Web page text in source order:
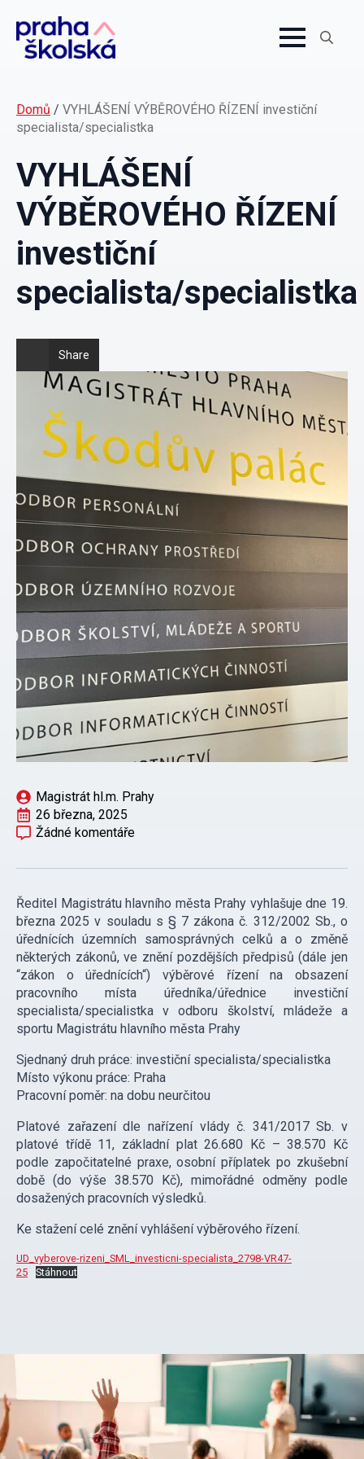
Domů / VYHLÁŠENÍ VÝBĚROVÉHO ŘÍZENÍ investiční
specialista/specialistka
VYHLÁŠENÍ
VÝBĚROVÉHO ŘÍZENÍ
investiční
specialista/specialistka
Share
Magistrát hl.m. Prahy
26 března, 2025
Žádné komentáře
Ředitel Magistrátu hlavního města Prahy vyhlašuje dne 19.
března 2025 v souladu s § 7 zákona č. 312/2002 Sb., o
úřednících územních samosprávných celků a o změně
některých zákonů, ve znění pozdějších předpisů (dále jen
“zákon o úřednících“) výběrové řízení na obsazení
pracovního místa úředníka/úřednice investiční
specialista/specialistka v odboru školství, mládeže a
sportu Magistrátu hlavního města Prahy
Sjednaný druh práce: investiční specialista/specialistka
Místo výkonu práce: Praha
Pracovní poměr: na dobu neurčitou
Platové zařazení dle nařízení vlády č. 341/2017 Sb. v
platové třídě 11, základní plat 26.680 Kč – 38.570 Kč
podle započitatelné praxe, osobní příplatek po zkušební
době (do výše 38.570 Kč), mimořádné odměny podle
dosažených pracovních výsledků.
Ke stažení celé znění vyhlášení výběrového řízení.
UD_vyberove-rizeni_SML_investicni-specialista_2798-VR47-
25
Stáhnout